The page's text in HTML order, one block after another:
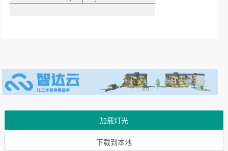
加载灯光
下载到本地